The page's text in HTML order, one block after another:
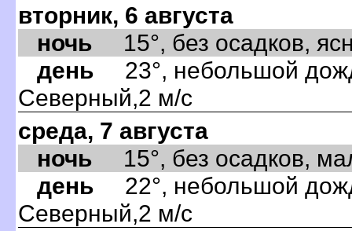
вторник, 6 августа
ночь 15°, без осадков,
день 23°, небольшой
Северный,2 м/с
среда, 7 августа
ночь 15°, без осадков,
день 22°, небольшой
Северный,2 м/с